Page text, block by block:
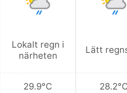
Lokalt regn i
närheten
29.9°C
Lätt
28.2°C